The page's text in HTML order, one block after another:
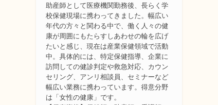
助産師として医療機関勤務後、長らく学
校保健現場に携わってきました。幅広い
年代の方々と関わる中で、働く人々の健
康が周囲にもたらすしあわせの輪を広げ
たいと感じ、現在は産業保健領域で活動
中。具体的には、特定保健指導、企業に
訪問しての健診判定や救急対応、カウン
セリング、アンリ相談員、セミナーなど
幅広い業務に携わっています。得意分野
は「女性の健康」です。